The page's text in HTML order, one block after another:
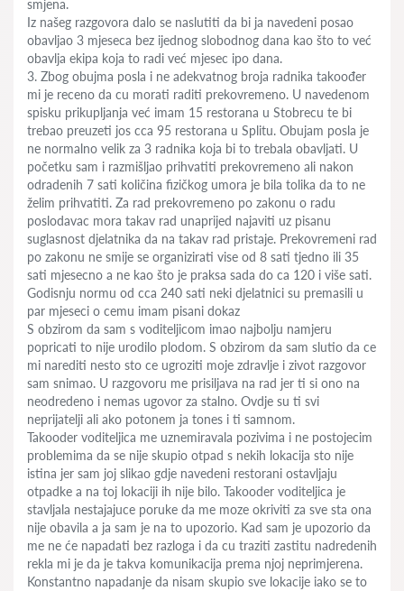
smjena.
Iz našeg razgovora dalo se naslutiti da bi ja navedeni posao
obavljao 3 mjeseca bez ijednog slobodnog dana kao što to već
obavlja ekipa koja to radi već mjesec ipo dana.
3. Zbog obujma posla i ne adekvatnog broja radnika takoođer
mi je receno da cu morati raditi prekovremeno. U navedenom
spisku prikupljanja već imam 15 restorana u Stobrecu te bi
trebao preuzeti jos cca 95 restorana u Splitu. Obujam posla je
ne normalno velik za 3 radnika koja bi to trebala obavljati. U
početku sam i razmišljao prihvatiti prekovremeno ali nakon
odradenih 7 sati količina fizičkog umora je bila tolika da to ne
želim prihvatiti. Za rad prekovremeno po zakonu o radu
poslodavac mora takav rad unaprijed najaviti uz pisanu
suglasnost djelatnika da na takav rad pristaje. Prekovremeni rad
po zakonu ne smije se organizirati vise od 8 sati tjedno ili 35
sati mjesecno a ne kao što je praksa sada do ca 120 i više sati.
Godisnju normu od cca 240 sati neki djelatnici su premasili u
par mjeseci o cemu imam pisani dokaz
S obzirom da sam s voditeljicom imao najbolju namjeru
popricati to nije urodilo plodom. S obzirom da sam slutio da ce
mi narediti nesto sto ce ugroziti moje zdravlje i zivot razgovor
sam snimao. U razgovoru me prisiljava na rad jer ti si ono na
neodredeno i nemas ugovor za stalno. Ovdje su ti svi
neprijatelji ali ako potonem ja tones i ti samnom.
Takooder voditeljica me uznemiravala pozivima i ne postojecim
problemima da se nije skupio otpad s nekih lokacija sto nije
istina jer sam joj slikao gdje navedeni restorani ostavljaju
otpadke a na toj lokaciji ih nije bilo. Takooder voditeljica je
stavljala nestajajuce poruke da me moze okriviti za sve sta ona
nije obavila a ja sam je na to upozorio. Kad sam je upozorio da
me ne će napadati bez razloga i da cu traziti zastitu nadredenih
rekla mi je da je takva komunikacija prema njoj neprimjerena.
Konstantno napadanje da nisam skupio sve lokacije iako se to